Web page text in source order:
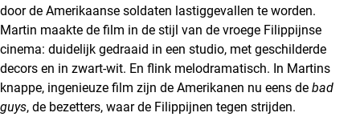
door de Amerikaanse soldaten lastiggevallen te worden.
Martin maakte de film in de stijl van de vroege Filippijnse
cinema: duidelijk gedraaid in een studio, met geschilderde
decors en in zwart-wit. En flink melodramatisch. In Martins
knappe, ingenieuze film zijn de Amerikanen nu eens de bad
guys, de bezetters, waar de Filippijnen tegen strijden.